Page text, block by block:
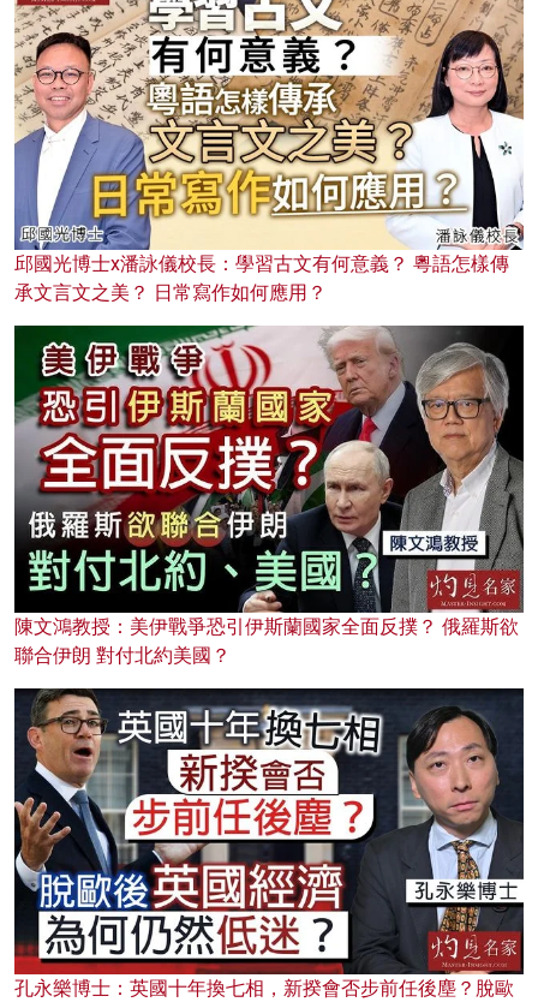
邱國光博士x潘詠儀校長：學習古文有何意義？ 粵語怎樣傳
承文言文之美？ 日常寫作如何應用？
陳文鴻教授：美伊戰爭恐引伊斯蘭國家全面反撲？ 俄羅斯欲
聯合伊朗 對付北約美國？
孔永樂博士：英國十年換七相，新揆會否步前任後塵？脫歐